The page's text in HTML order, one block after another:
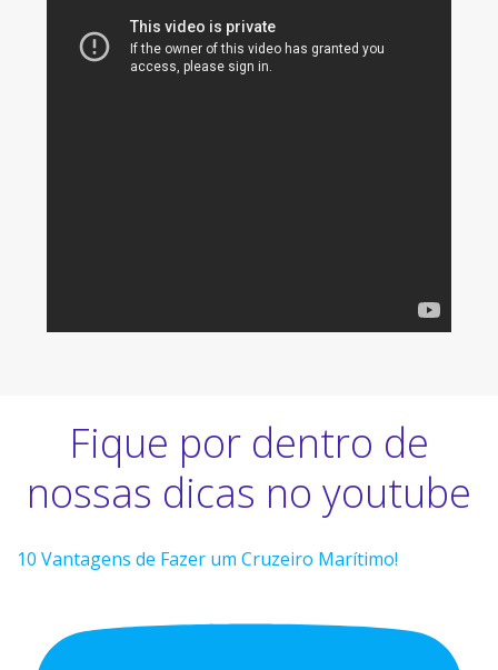
Fique por dentro de
nossas dicas no youtube
10 Vantagens de Fazer um Cruzeiro Marítimo!